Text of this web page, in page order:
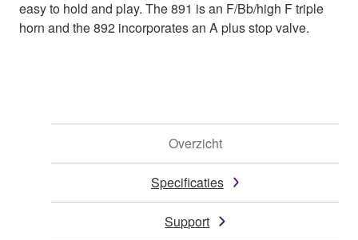
easy to hold and play. The 891 is an F/Bb/high F triple
horn and the 892 incorporates an A plus stop valve.
Overzicht
Specificaties
Support